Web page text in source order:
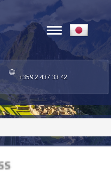
+359 2 437 33 42
Toggle
navigation